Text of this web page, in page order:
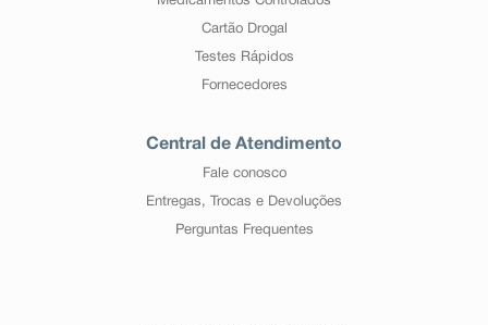
Cartão Drogal
Testes Rápidos
Fornecedores
Central de Atendimento
Fale conosco
Entregas, Trocas e Devoluções
Perguntas Frequentes